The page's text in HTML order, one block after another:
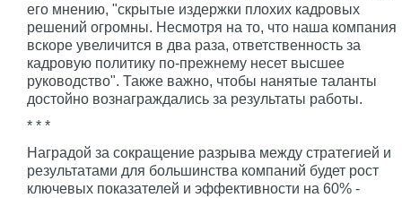
его мнению, "скрытые издержки плохих кадровых
решений огромны. Несмотря на то, что наша компания
вскоре увеличится в два раза, ответственность за
кадровую политику по-прежнему несет высшее
руководство". Также важно, чтобы нанятые таланты
достойно вознаграждались за результаты работы.
* * *
Наградой за сокращение разрыва между стратегией и
результатами для большинства компаний будет рост
ключевых показателей и эффективности на 60% -